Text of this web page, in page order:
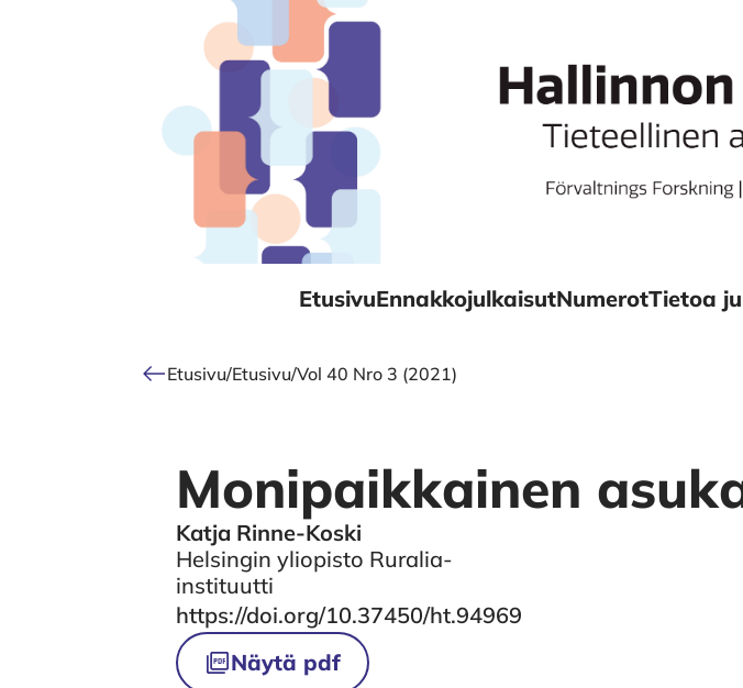
EtusivuEnnakkojulkaisutNumerotTietoa
Etusivu/Etusivu/Vol 40 Nro 3 (2021)
Monipaikkainen
Authors
Katja Rinne-Koski
Helsingin yliopisto Ruralia-
instituutti
DOI
https://doi.org/10.37450/ht.94969
Tiedostot
Näytä pdf